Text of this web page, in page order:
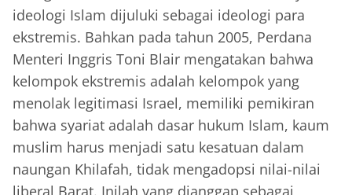
ideologi Islam dijuluki sebagai ideologi para
ekstremis. Bahkan pada tahun 2005, Perdana
Menteri Inggris Toni Blair mengatakan bahwa
kelompok ekstremis adalah kelompok yang
menolak legitimasi Israel, memiliki pemikiran
bahwa syariat adalah dasar hukum Islam, kaum
muslim harus menjadi satu kesatuan dalam
naungan Khilafah, tidak mengadopsi nilai-nilai